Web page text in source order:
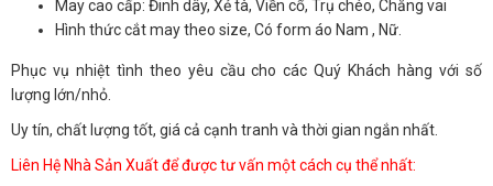
May cao cấp: Đinh dây, Xẻ tà, Viền cổ, Trụ chéo, Chằng vai
Hình thức cắt may theo size, Có form áo Nam , Nữ.
Phục vụ nhiệt tình theo yêu cầu cho các Quý Khách hàng với số
lượng lớn/nhỏ.
Uy tín, chất lượng tốt, giá cả cạnh tranh và thời gian ngắn nhất.
Liên Hệ Nhà Sản Xuất để được tư vấn một cách cụ thể nhất: